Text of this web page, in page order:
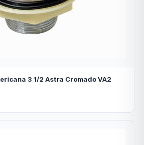
3 1/2 Astra Cromado VA2